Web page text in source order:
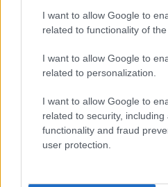
I want to allow Google to
related to functionality of
I want to allow Google to
related to personalization.
I want to allow Google to
related to security, including
functionality and fraud
user protection.
megállóhelyről
-ös vonalon,
mindössze egy változás
• tanév tartama alatt
induló autóbuszjárat
közlekedik.